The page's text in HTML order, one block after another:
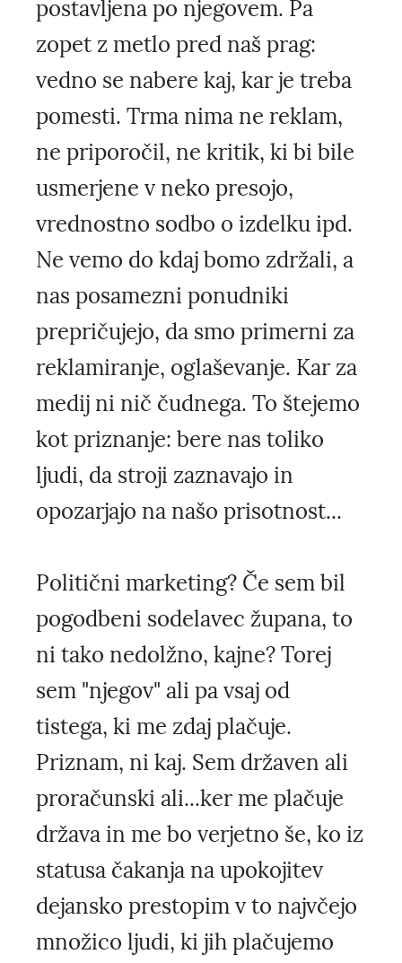
postavljena po njegovem. Pa
zopet z metlo pred naš prag:
vedno se nabere kaj, kar je treba
pomesti. Trma nima ne reklam,
ne priporočil, ne kritik, ki bi bile
usmerjene v neko presojo,
vrednostno sodbo o izdelku ipd.
Ne vemo do kdaj bomo zdržali, a
nas posamezni ponudniki
prepričujejo, da smo primerni za
reklamiranje, oglaševanje. Kar za
medij ni nič čudnega. To štejemo
kot priznanje: bere nas toliko
ljudi, da stroji zaznavajo in
opozarjajo na našo prisotnost...
Politični marketing? Če sem bil
pogodbeni sodelavec župana, to
ni tako nedolžno, kajne? Torej
sem "njegov" ali pa vsaj od
tistega, ki me zdaj plačuje.
Priznam, ni kaj. Sem državen ali
proračunski ali...ker me plačuje
država in me bo verjetno še, ko iz
statusa čakanja na upokojitev
dejansko prestopim v to najvčejo
množico ljudi, ki jih plačujemo